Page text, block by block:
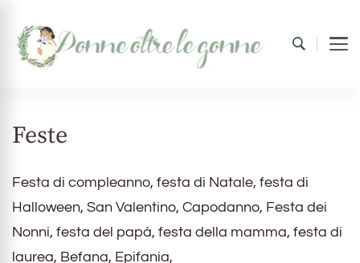
Feste
Festa di compleanno, festa di Natale, festa di
Halloween, San Valentino, Capodanno, Festa dei
Nonni, festa del papà, festa della mamma, festa di
laurea, Befana, Epifania,